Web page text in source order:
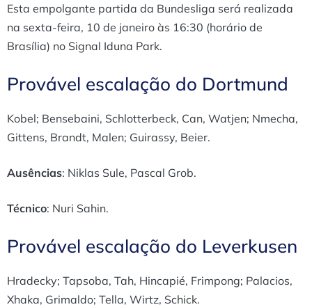
Esta empolgante partida da Bundesliga será realizada
na sexta-feira, 10 de janeiro às 16:30 (horário de
Brasília) no Signal Iduna Park.
Provável escalação do Dortmund
Kobel; Bensebaini, Schlotterbeck, Can, Watjen; Nmecha,
Gittens, Brandt, Malen; Guirassy, Beier.
Ausências: Niklas Sule, Pascal Grob.
Técnico: Nuri Sahin.
Provável escalação do Leverkusen
Hradecky; Tapsoba, Tah, Hincapié, Frimpong; Palacios,
Xhaka, Grimaldo; Tella, Wirtz, Schick.